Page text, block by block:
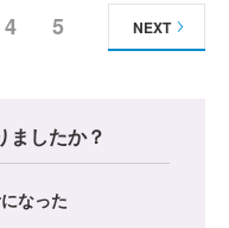
4 5 NEXT
ましたか？
なった